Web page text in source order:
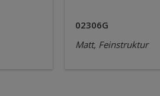
02306G
Matt, Feinstruktur